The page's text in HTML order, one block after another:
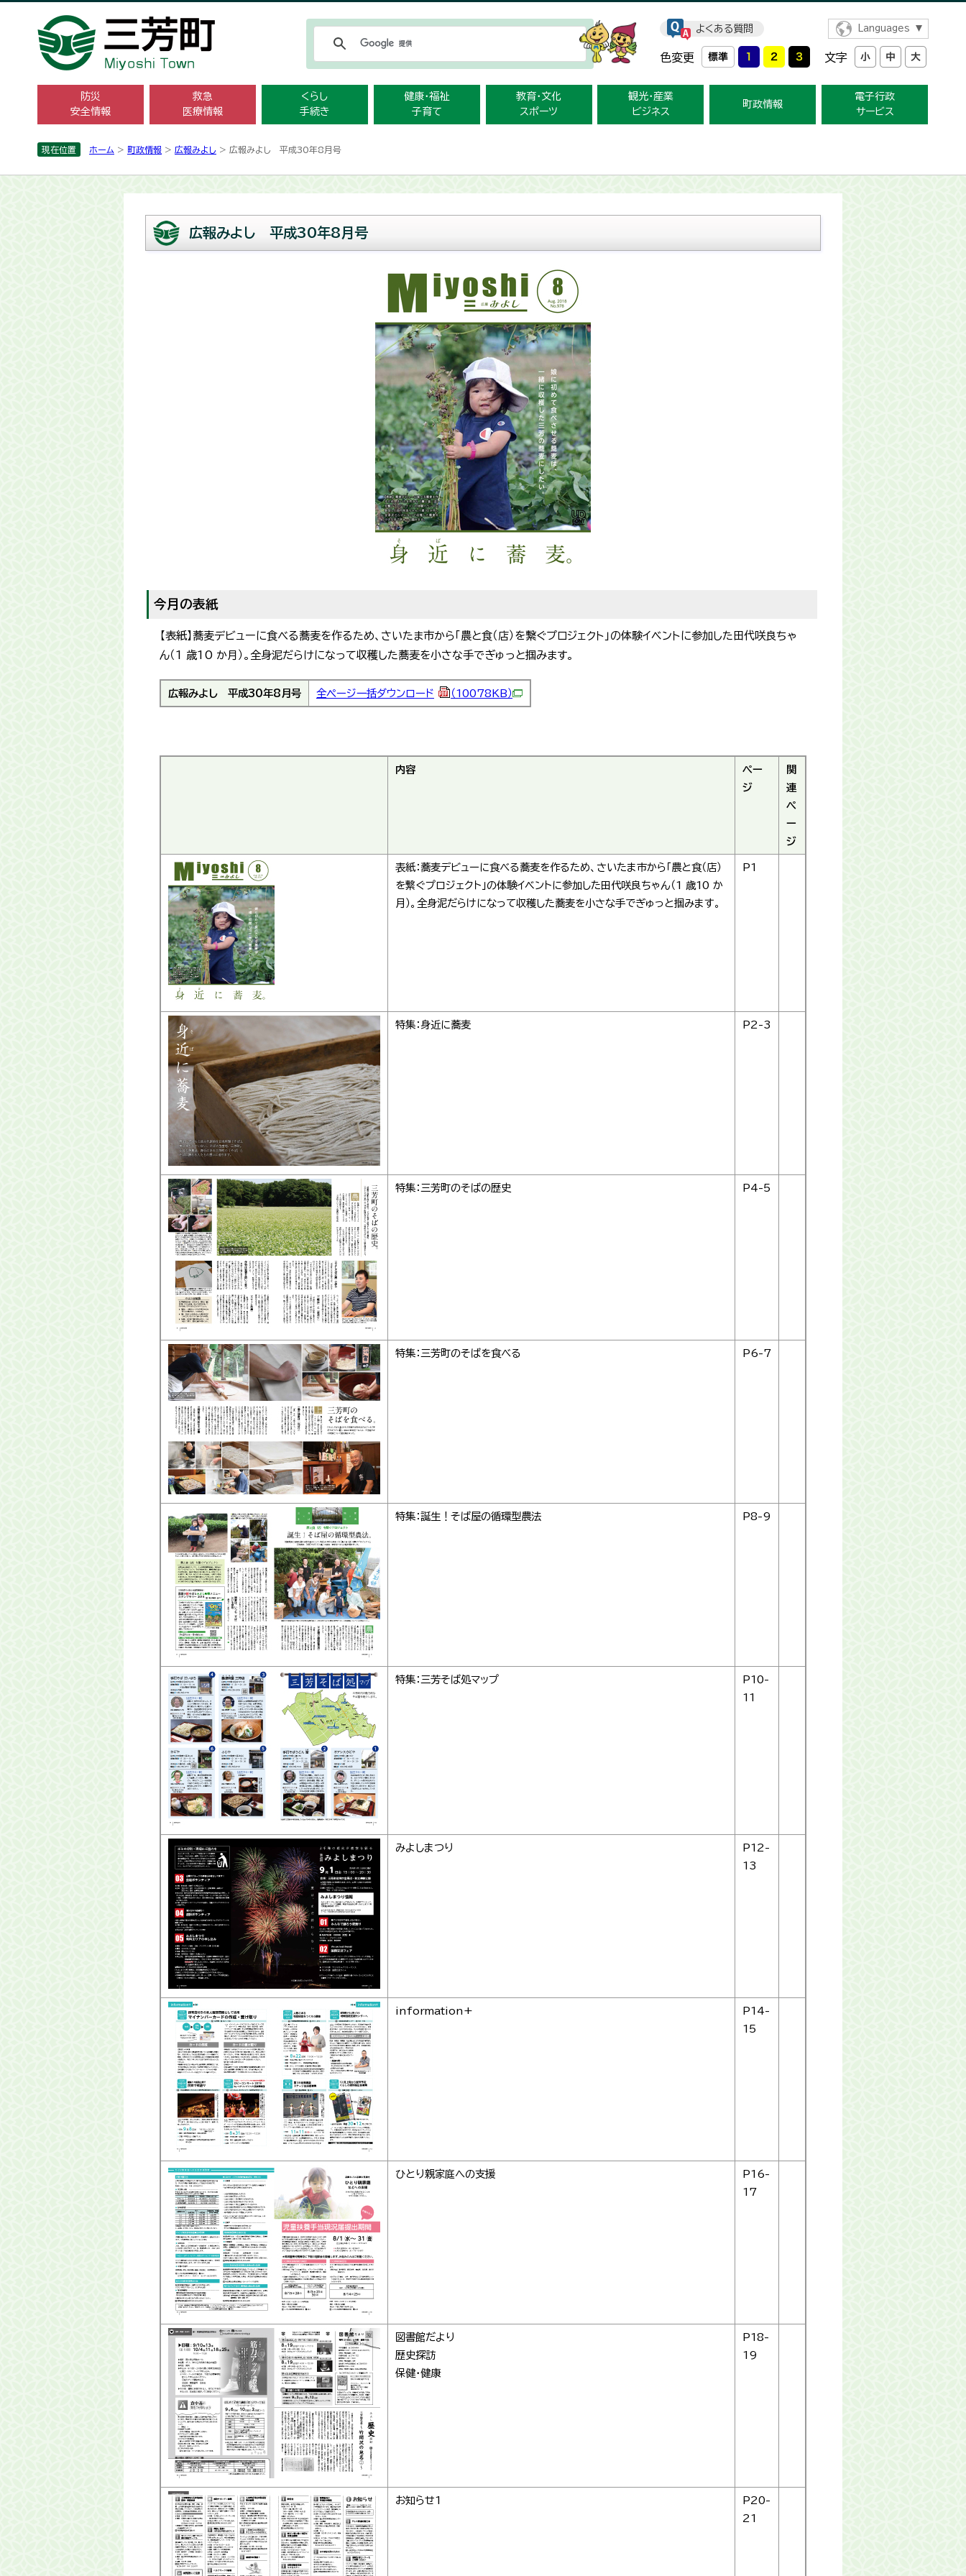
よくある質問 Languages
色変更 文字
防災
安全情報
救急
医療情報
くらし
手続き
健康・福祉
子育て
教育・文化
スポーツ
観光・産業
ビジネス
町政情報
電子行政
サービス
現在位置 ホーム > 町政情報 > 広報みよし > 広報みよし 平成30年8月号
広報みよし 平成30年8月号
今月の表紙
【表紙】蕎麦デビューに食べる蕎麦を作るため、さいたま市から「農と食（店）を繋ぐプロジェクト」の体験イベントに参加した田代咲良ちゃ
ん（1 歳10 か月）。全身泥だらけになって収穫した蕎麦を小さな手でぎゅっと掴みます。
広報みよし 平成30年8月号 全ページ一括ダウンロード （10078KB）
内容
ペー
ジ
関
連
ペ
ー
ジ
表紙：蕎麦デビューに食べる蕎麦を作るため、さいたま市から「農と食（店）
を繋ぐプロジェクト」の体験イベントに参加した田代咲良ちゃん（1 歳10 か
月）。全身泥だらけになって収穫した蕎麦を小さな手でぎゅっと掴みます。
P1
特集：身近に蕎麦 P2-3
特集：三芳町のそばの歴史 P4-5
特集：三芳町のそばを食べる P6-7
特集：誕生！そば屋の循環型農法 P8-9
特集：三芳そば処マップ
P10-
11
みよしまつり
P12-
13
information+
P14-
15
ひとり親家庭への支援
P16-
17
図書館だより
歴史探訪
保健・健康
P18-
19
お知らせ1
P20-
21